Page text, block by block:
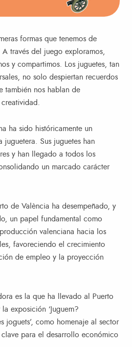
formas que tenemos de
través del juego exploramos,
y compartimos. Los juguetes, tan
no solo despiertan recuerdos
también nos hablan de
ha sido históricamente un
juguetera. Sus juguetes han
y han llegado a todos los
un marcado carácter
de València ha desempeñado, y
un papel fundamental como
valenciana hacia los
favoreciendo el crecimiento
de empleo y la proyección
es la que ha llevado al Puerto
exposición ‘Juguem?
joguets’, como homenaje al sector
para el desarrollo económico